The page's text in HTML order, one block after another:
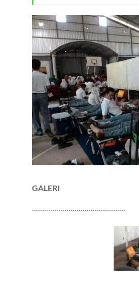
GALERI
……………………………………….